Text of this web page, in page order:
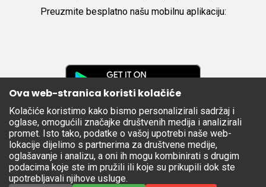
Preuzmite besplatno našu mobilnu aplikaciju:
Apple
Store
Ova web-stranica koristi kolačiće
Kolačiće koristimo kako bismo personalizirali sadržaj i
oglase, omogućili značajke društvenih medija i analizirali
promet. Isto tako, podatke o vašoj upotrebi naše web-
lokacije dijelimo s partnerima za društvene medije,
oglašavanje i analizu, a oni ih mogu kombinirati s drugim
podacima koje ste im pružili ili koje su prikupili dok ste
upotrebljavali njihove usluge.